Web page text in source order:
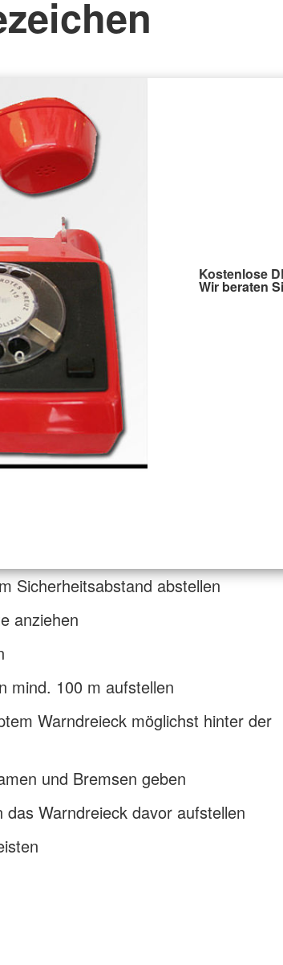
Kostenlose
Wir beraten
Sicherheitsabstand abstellen
anziehen
mind. 100 m aufstellen
Warndreieck möglichst hinter der
und Bremsen geben
Warndreieck davor aufstellen